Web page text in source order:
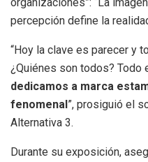
percepción define la
“Hoy la clave es parecer y
¿Quiénes son todos? Todo
dedicamos a marca
fenomenal”, prosiguió el
Alternativa 3.
Durante su exposición,